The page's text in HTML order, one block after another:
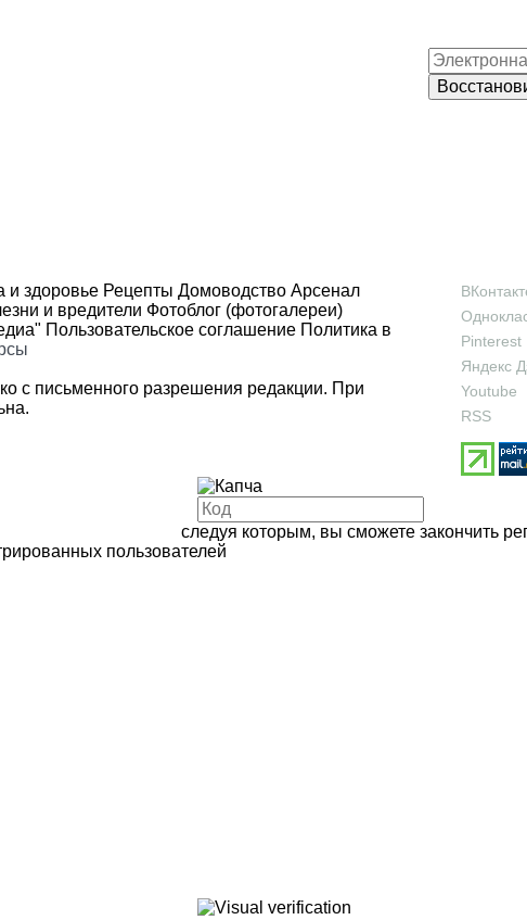
и здоровье Рецепты Домоводство Арсенал
и вредители Фотоблог (фотогалереи)
Пользовательское соглашение Политика в
с письменного разрешения редакции. При
Pinterest
Яндекс
Youtube
RSS
следуя которым, вы сможете закончить
пользователей